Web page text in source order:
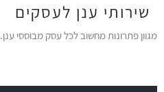
שירותי ענן לעסקים
מגוון פתרונות מחשוב לכל עסק מבוססי ענן.